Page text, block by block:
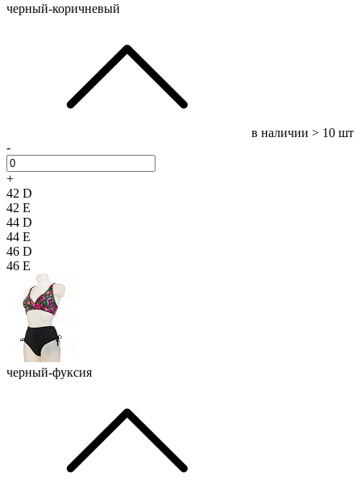
черный-коричневый
в наличии > 10 шт
-
+
42 D
42 E
44 D
44 E
46 D
46 E
черный-фуксия